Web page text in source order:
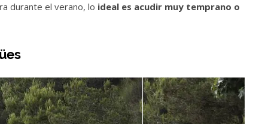
durante el verano, lo ideal es acudir muy temprano o